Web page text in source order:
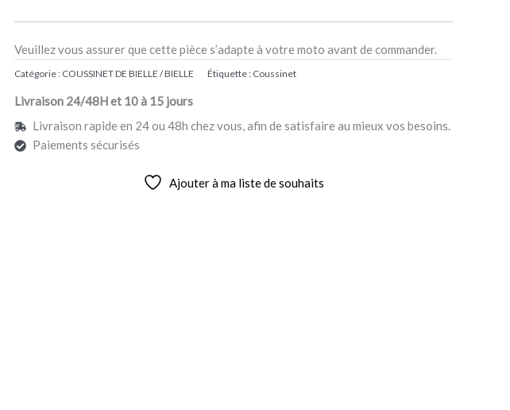
Veuillez vous assurer que cette pièce s’adapte à votre moto avant de commander.
Catégorie : COUSSINET DE BIELLE / BIELLE Étiquette : Coussinet
Livraison 24/48H et 10 à 15 jours
Livraison rapide en 24 ou 48h chez vous, afin de satisfaire au mieux vos besoins.
Paiements sécurisés
Ajouter à ma liste de souhaits